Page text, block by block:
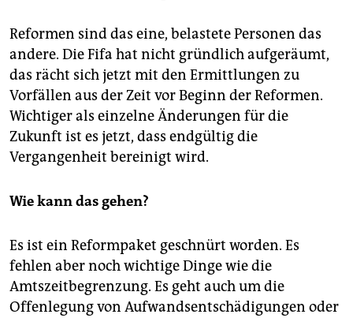
Ermittlungsverfahren.
Reformen sind das eine, belastete Personen das
andere. Die Fifa hat nicht gründlich aufgeräumt,
das rächt sich jetzt mit den Ermittlungen zu
Vorfällen aus der Zeit vor Beginn der Reformen.
Wichtiger als einzelne Änderungen für die
Zukunft ist es jetzt, dass endgültig die
Vergangenheit bereinigt wird.
Wie kann das gehen?
Es ist ein Reformpaket geschnürt worden. Es
fehlen aber noch wichtige Dinge wie die
Amtszeitbegrenzung. Es geht auch um die
Offenlegung von Aufwandsentschädigungen oder